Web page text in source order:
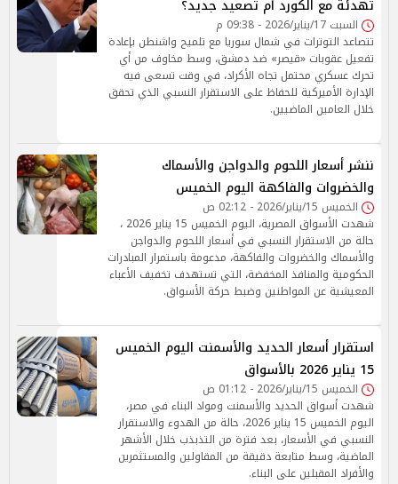
تهدئة مع الكورد أم تصعيد جديد؟
السبت 17/يناير/2026 - 09:38 م
تتصاعد التوترات في شمال سوريا مع تلميح واشنطن بإعادة
تفعيل عقوبات «قيصر» ضد دمشق، وسط مخاوف من أي
تحرك عسكري محتمل تجاه الأكراد، في وقت تسعى فيه
الإدارة الأميركية للحفاظ على الاستقرار النسبي الذي تحقق
خلال العامين الماضيين.
ننشر أسعار اللحوم والدواجن والأسماك
والخضروات والفاكهة اليوم الخميس
الخميس 15/يناير/2026 - 02:12 ص
شهدت الأسواق المصرية، اليوم الخميس 15 يناير 2026 ،
حالة من الاستقرار النسبي في أسعار اللحوم والدواجن
والأسماك والخضروات والفاكهة، مدعومة باستمرار المبادرات
الحكومية والمنافذ المخفضة، التي تستهدف تخفيف الأعباء
المعيشية عن المواطنين وضبط حركة الأسواق.
استقرار أسعار الحديد والأسمنت اليوم الخميس
15 يناير 2026 بالأسواق
الخميس 15/يناير/2026 - 01:12 ص
شهدت أسواق الحديد والأسمنت ومواد البناء في مصر،
اليوم الخميس 15 يناير 2026، حالة من الهدوء والاستقرار
النسبي في الأسعار، بعد فترة من التذبذب خلال الأشهر
الماضية، وسط متابعة دقيقة من المقاولين والمستثمرين
والأفراد المقبلين على البناء.